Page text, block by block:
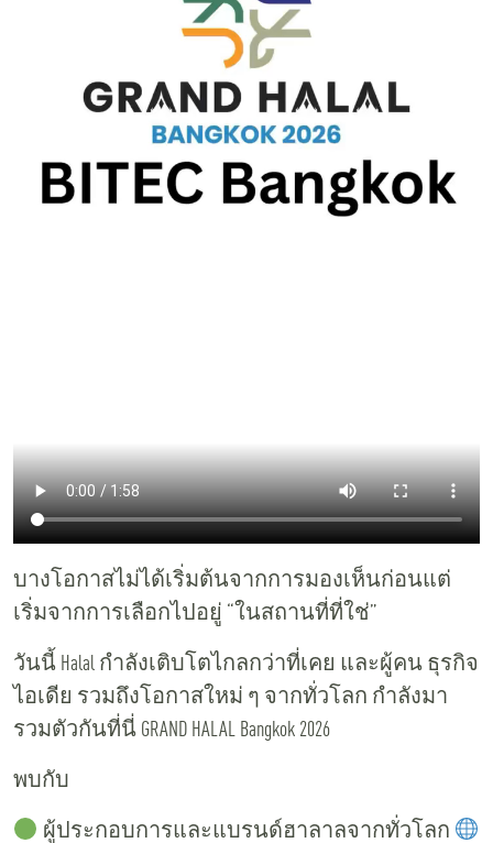
บางโอกาสไม่ได้เริ่มต้นจากการมองเห็นก่อนแต่
เริ่มจากการเลือกไปอยู่ “ในสถานที่ที่ใช่”
วันนี้ Halal กำลังเติบโตไกลกว่าที่เคย และผู้คน ธุรกิจ
ไอเดีย รวมถึงโอกาสใหม่ ๆ จากทั่วโลก กำลังมา
รวมตัวกันที่นี่ GRAND HALAL Bangkok 2026
พบกับ
ผู้ประกอบการและแบรนด์ฮาลาลจากทั่วโลก